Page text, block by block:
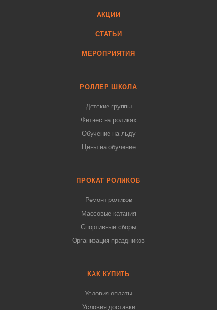
АКЦИИ
СТАТЬИ
МЕРОПРИЯТИЯ
РОЛЛЕР ШКОЛА
Детские группы
Фитнес на роликах
Обучение на льду
Цены на обучение
ПРОКАТ РОЛИКОВ
Ремонт роликов
Массовые катания
Спортивные сборы
Организация праздников
КАК КУПИТЬ
Условия оплаты
Условия доставки